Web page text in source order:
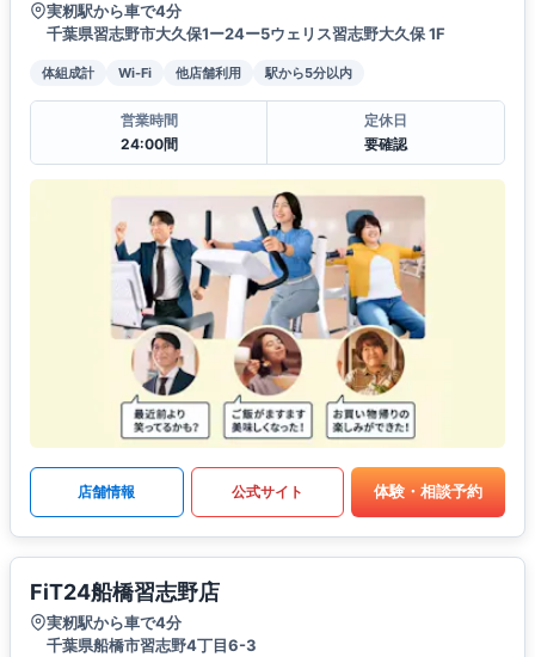
実籾駅から車で4分
千葉県習志野市大久保1ー24ー5ウェリス習志野大久保 1F
体組成計 Wi-Fi 他店舗利用 駅から5分以内
営業時間
24:00間
定休日
要確認
店舗情報 公式サイト 体験・相談予約
FiT24船橋習志野店
実籾駅から車で4分
千葉県船橋市習志野4丁目6-3